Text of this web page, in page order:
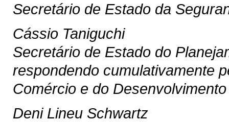
Secretário de Estado da
Cássio Taniguchi
Secretário de Estado do
respondendo cumulativamente
Comércio e do
Deni Lineu Schwartz